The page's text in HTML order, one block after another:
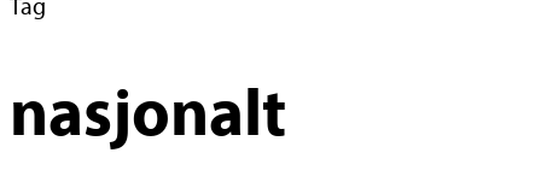
nasjonalt